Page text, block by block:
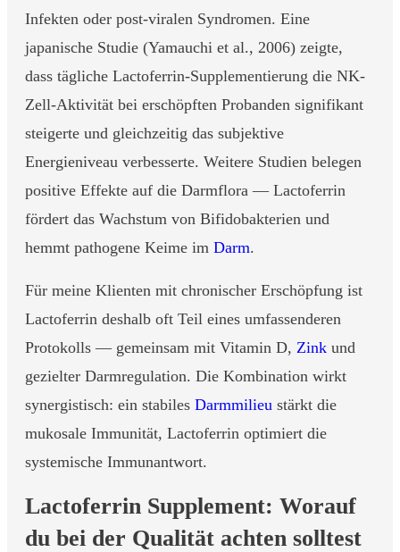
Infekten oder post-viralen Syndromen. Eine
japanische Studie (Yamauchi et al., 2006) zeigte,
dass tägliche Lactoferrin-Supplementierung die NK-
Zell-Aktivität bei erschöpften Probanden signifikant
steigerte und gleichzeitig das subjektive
Energieniveau verbesserte. Weitere Studien belegen
positive Effekte auf die Darmflora — Lactoferrin
fördert das Wachstum von Bifidobakterien und
hemmt pathogene Keime im Darm.
Für meine Klienten mit chronischer Erschöpfung ist
Lactoferrin deshalb oft Teil eines umfassenderen
Protokolls — gemeinsam mit Vitamin D, Zink und
gezielter Darmregulation. Die Kombination wirkt
synergistisch: ein stabiles Darmmilieu stärkt die
mukosale Immunität, Lactoferrin optimiert die
systemische Immunantwort.
Lactoferrin Supplement: Worauf
du bei der Qualität achten solltest